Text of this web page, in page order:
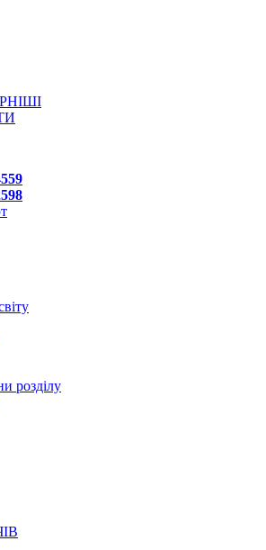
розділу